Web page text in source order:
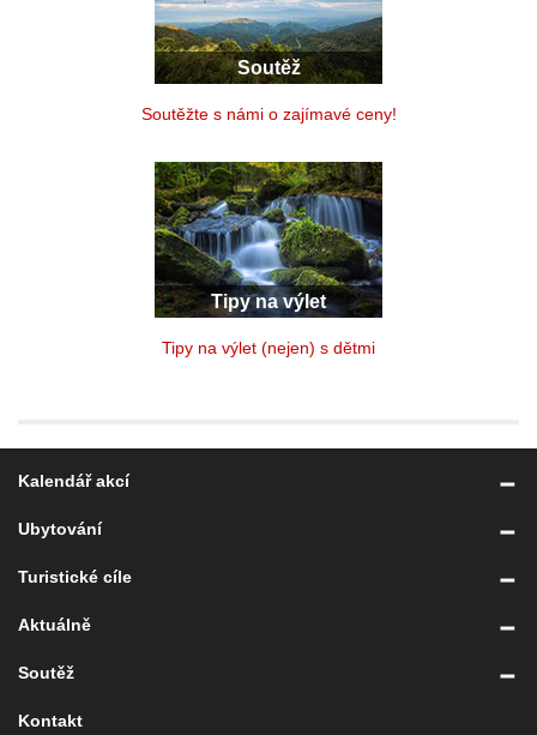
Soutěž
Soutěžte s námi o zajímavé ceny!
Tipy na výlet
Tipy na výlet (nejen) s dětmi
Kalendář akcí
Ubytování
Turistické cíle
Aktuálně
Soutěž
Kontakt